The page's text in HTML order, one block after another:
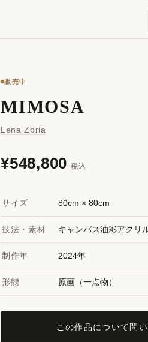
販売中
MIMOSA
Lena Zoria
¥548,800 税込
サイズ 80cm × 80cm
技法・素材 キャンバス油彩アクリ
制作年 2024年
形態 原画（一点物）
この作品について問